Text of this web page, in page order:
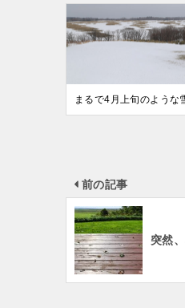
まるで4月上旬のような
前の記事
突然